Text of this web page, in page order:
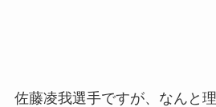
佐藤凌我選手ですが、なんと